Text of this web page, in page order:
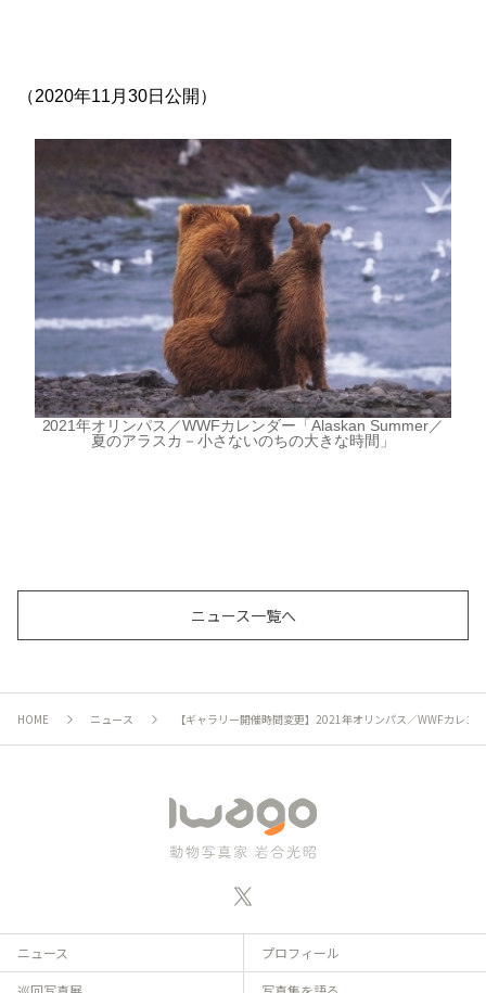
（2020年11月30日公開）
2021年オリンパス／WWFカレンダー「Alaskan Summer／
夏のアラスカ－小さないのちの大きな時間」
ニュース一覧へ
HOME ニュース 【ギャラリー開催時間変更】2021年オリンパス／WWFカレ
ニュース プロフィール